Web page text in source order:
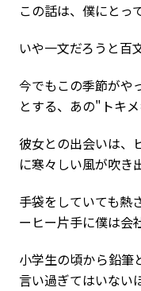
この話は、僕にとっ
いや一文だろうと百
今でもこの季節がや
とする、あの"トキメ
彼女との出会いは、
に寒々しい風が吹き
手袋をしていても熱
ーヒー片手に僕は会
小学生の頃から鉛筆
言い過ぎてはいない